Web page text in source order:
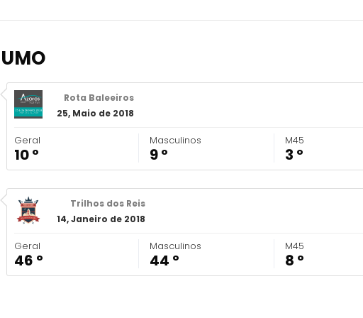
Rota Baleeiros
25, Maio de 2018
Geral
10 º
Masculinos
9 º
M45
3 º
Trilhos dos Reis
14, Janeiro de 2018
Geral
46 º
Masculinos
44 º
M45
8 º